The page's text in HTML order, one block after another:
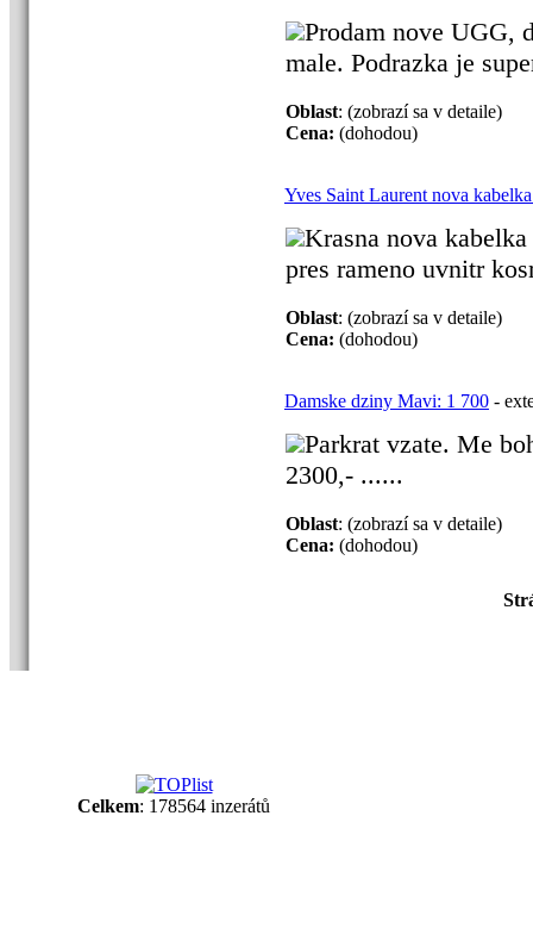
Prodam nove UGG,
male. Podrazka je
Oblast: (zobrazí sa v detaile)
Cena: (dohodou)
Yves Saint Laurent nova
Krasna nova
pres rameno uvnitr
Oblast: (zobrazí sa v detaile)
Cena: (dohodou)
Damske dziny Mavi: 1 700 -
Parkrat vzate. Me
2300,- ......
Oblast: (zobrazí sa v detaile)
Cena: (dohodou)
Celkem: 178564 inzerátů